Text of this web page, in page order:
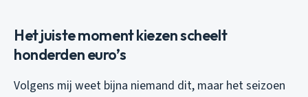
Het juiste moment kiezen scheelt
honderden euro’s
Volgens mij weet bijna niemand dit, maar het seizoen